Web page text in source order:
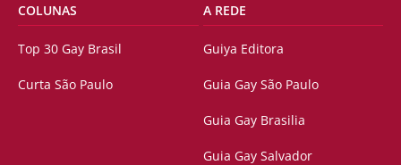
COLUNAS
Top 30 Gay Brasil
Curta São Paulo
A REDE
Guiya Editora
Guia Gay São Paulo
Guia Gay Brasilia
Guia Gay Salvador